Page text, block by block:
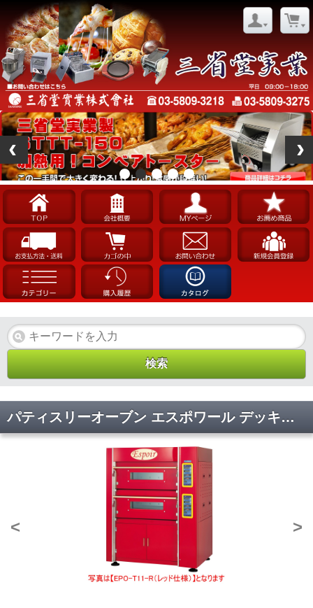
パティスリーオーブン エスポワール デッキオーブン マルゼン EPO-B11 幅1365×奥行1680×高さ1745(mm)
< >